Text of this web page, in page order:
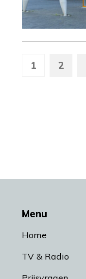
1 2
Menu
Home
TV & Radio